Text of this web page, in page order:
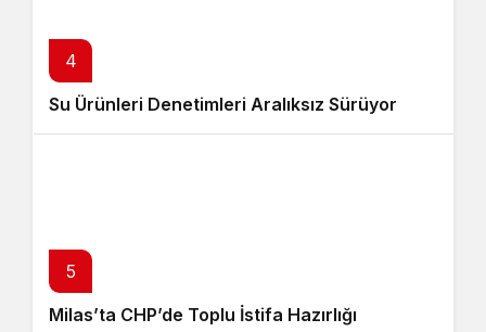
4
Su Ürünleri Denetimleri Aralıksız Sürüyor
5
Milas’ta CHP’de Toplu İstifa Hazırlığı